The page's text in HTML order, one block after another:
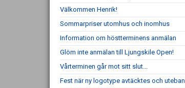
Välkommen Henrik!
Sommarpriser utomhus och inomhus
Information om höstterminens anmälan
Glöm inte anmälan till Ljungskile Open!
Vårterminen går mot sitt slut...
Fest när ny logotype avtäcktes och